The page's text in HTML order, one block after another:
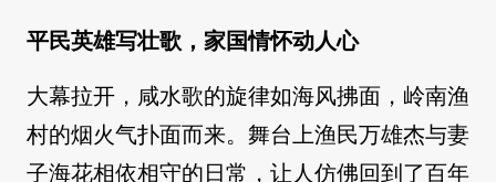
平民英雄写壮歌，家国情怀动人心
大幕拉开，咸水歌的旋律如海风拂面，岭南渔
村的烟火气扑面而来。舞台上渔民万雄杰与妻
子海花相依相守的日常，让人仿佛回到了百年